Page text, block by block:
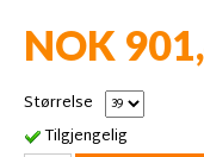
NOK
Størrelse
Tilgjengelig